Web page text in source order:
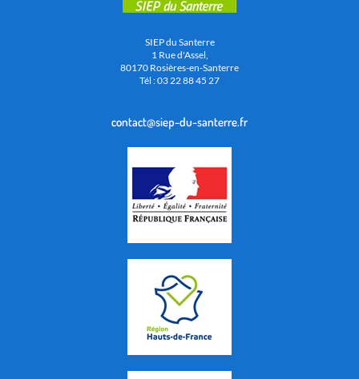
SIEP du Santerre
1 Rue d'Assel,
80170 Rosières-en-Santerre
Tél : 03 22 88 45 27